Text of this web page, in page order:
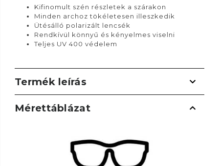
Kifinomult szén részletek a szárakon
Minden archoz tökéletesen illeszkedik
Ütésálló polarizált lencsék
Rendkívül könnyű és kényelmes viselni
Teljes UV 400 védelem
Termék leírás
Mérettáblázat